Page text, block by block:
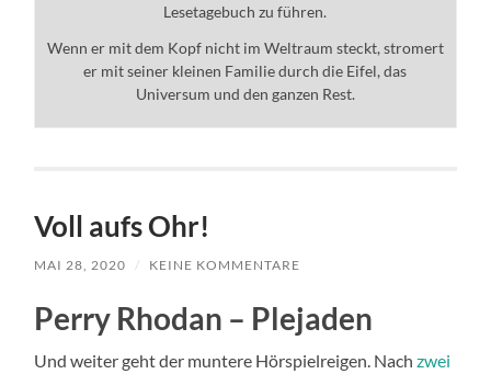
Lesetagebuch zu führen.
Wenn er mit dem Kopf nicht im Weltraum steckt, stromert
er mit seiner kleinen Familie durch die Eifel, das
Universum und den ganzen Rest.
Voll aufs Ohr!
MAI 28, 2020 / KEINE KOMMENTARE
Perry Rhodan – Plejaden
Und weiter geht der muntere Hörspielreigen. Nach zwei